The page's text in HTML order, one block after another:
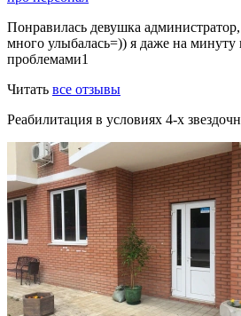
Понравилась девушка администратор,
много улыбалась=)) я даже на
проблемами1
Читать все отзывы
Реабилитация в условиях 4-х